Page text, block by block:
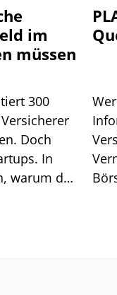
im
müssen
300
Doch
In
warum das